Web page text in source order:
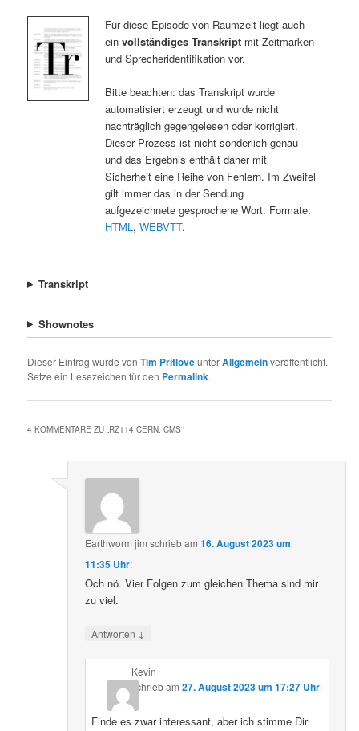
Für diese Episode von Raumzeit liegt auch
ein vollständiges Transkriptmit Zeitmarken
und Sprecheridentifikation vor.
Bitte beachten: das Transkript wurde
automatisiert erzeugt und wurde nicht
nachträglich gegengelesen oder korrigiert.
Dieser Prozess ist nicht sonderlich genau
und das Ergebnis enthält daher mit
Sicherheit eine Reihe von Fehlern. Im Zweifel
gilt immer das in der Sendung
aufgezeichnete gesprochene Wort. Formate:
HTML, WEBVTT.
Transkript
Shownotes
Dieser Eintrag wurde vonTim PritloveunterAllgemeinveröffentlicht.
Setze ein Lesezeichen für den Permalink.
4 KOMMENTARE ZU „ RZ114 CERN: CMS“
Earthworm jim schriebam16. August 2023 um
11:35 Uhr:
Och nö. Vier Folgen zum gleichen Thema sind mir
zu viel.
Antworten ↓
Kevin
schriebam 27. August 2023 um 17:27 Uhr:
Finde es zwar interessant, aber ich stimme Dir